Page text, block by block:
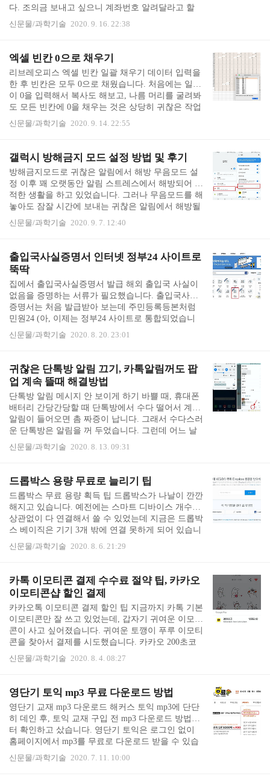
더 같은 느낌이나, 폴더라기보다 태그에..
다. 조의금 보내고 싶으니 계좌번호 알려달라고 할
상황이 아니었어요. 그래서 카톡 경조사비 송금을 이
용해 보았습니다. 계좌번호를 몰라도 카톡으로 조의
전할 수 있었습니다. 카톡에서 송금 (feat. 카카오페
이) 카톡으로 축의금이나 조의금을 보내는 방법은 카
톡에서 보내는 것과 카카오뱅크에서 카톡 친구에게
보내는 2가지 방법이 있었습니다. 먼저 카톡으로 송
금을 시도해 보았습니다. 카톡 대화창에서 메뉴를 누
르면 '송금'이 있습니다. 보내기를 누르면 됩니다. 친
구가 맞는지 (보낼 사람이 정확한지) 확인하고, 봉..
신문물/과학기술 2020. 9. 16. 22:38
엑셀 빈칸 0으로 채우기
리브레오피스 엑셀 빈칸 일괄 채우기 데이터 입력을
한 후 빈칸은 모두 0으로 채웠습니다. 처음에는 일일
이 0을 입력해서 복사도 해보고, 나름 머리를 굴려봐
도 모든 빈칸에 0을 채우는 것은 상당히 귀찮은 작업
이었습니다. 문득 컴퓨터 잘하시는 분들은 무식하게
일일이 입력하지 않을 것 같아, 엑셀 일괄 채우기를
리브레오피스에서도 동일하게 쓸 수 있습니다.먼저
0을 채울 영역을 선택합니다. 엑셀 시트 전체에 0이
채워지면 곤란하니까요. 0으로 채울 부분을 선택한
후, 바꾸기(find & replace)를 누릅니다. 찾기(find)는
그냥 빈칸으로 둡니다. 빈칸에 0을 채울거니까요. 그
리고 바꾸기(replace)에 0을 입력합니다. 전체 바꾸기
(replace a..
신문물/과학기술 2020. 9. 14. 22:55
갤럭시 방해금지 모드 설정 방법 및 후기
방해금지모드로 귀찮은 알림에서 해방 무음모드 설
정 이후 꽤 오랫동안 알림 스트레스에서 해방되어 쾌
적한 생활을 하고 있었습니다. 그러나 무음모드를 해
놓아도 잠잘 시간에 보내는 귀찮은 알림에서 해방될
수는 없었습니다. 자기 전에 핸드폰을 보는 몹쓸 습
관 때문에 잘 시간에 보내는 알림이 고스란히 보였어
을 보면 스트레스를 받았습니다. 그 중에는 정말 긴
급한 일도 아주 드물게 있었지만, 태반은 그냥 무례
한 요구들 이었습니다. 잠잘 시간에 당장 해야할만큼
급한 일들은 그리 많지 않으니까요. 못 봤으면 모를
까 보고 모른 채 하자니 맘이 불편했습니다. 결국 자
려고 누웠다가 다시 일어나 일을 하기도 했습니다.
자려고 누웠다가 다시 일어나서 급하지도 않은 일을
하고 ..
신문물/과학기술 2020. 9. 7. 12:40
출입국사실증명서 인터넷 정부24 사이트로
뚝딱
집에서 출입국사실증명서 발급 해외 출입국 사실이
없음을 증명하는 서류가 필요했습니다. 출입국사실
증명서는 처음 발급받아 보는데 주민등록등본처럼
민원24 (아, 이제는 정부24 사이트로 통합되었습니
다.) 사이트에서 발급 받을 수 있습니다. 정부24 공인
인증 등록 먼저 공인인증서 로그인을 합니다. 그러나
던 인증서는 소용 없기 때문에 1년에 한 번 꼴로 이용
할 경우 매번 공인인증 재등록을 해야 합니다. 공인
인증 로그인 대신 ID 로그인을 한 후에 상단의 MyGo
v로 들어갑니다. 우측 하단에 공인인증을 눌러 공인
인증서를 새로 등록합니다. 회원정보 - 인증등록/관
리로 들어가서 등록을 합니다. 뜬금없이 뽀로로가 나
와서 반갑고 짠했습니다. 예전엔 뽀로로가 완전 대
세..
신문물/과학기술 2020. 8. 20. 23:01
귀찮은 단톡방 알림 끄기, 카톡알림꺼도 팝
업 계속 뜰때 해결방법
단톡방 알림 메시지 안 보이게 하기 바쁠 때, 휴대폰
배터리 간당간당할 때 단톡방에서 수다 떨어서 계속
알림이 들어오면 촘 짜증이 납니다. 그래서 수다스러
운 단톡방은 알림을 꺼 두었습니다. 그런데 어느 날
부터 알림을 꺼둔 단톡방도 카톡 알림이 들어 왔습니
다. 아니 왜?? 분명 알림 꺼 두었는데 왜 알림이 들어
다. 분명히 알림이 꺼져 있습니다. 단톡방 알림을 껐
는데도 계속 알림이 들어오는 것은 뭘까요? 이러면
단톡방 알림을 끈 의미가 없잖아요. ㅠㅠ검색해 보니
알림의 세부 설정을 한 번 더 설정해야만 알림 꺼 둔
단톡방 채팅 내용이 안 뜬다고 합니다. 설정 - 알림 -
알림센터에 메시지 표시에서 기본으로 "모든 채팅
방"으로 되어 있습니다. 이걸 "알림 켠 ..
신문물/과학기술 2020. 8. 13. 09:31
드롭박스 용량 무료로 늘리기 팁
드롭박스 무료 용량 획득 팁 드롭박스가 나날이 깐깐
해지고 있습니다. 예전에는 스마트 디바이스 개수와
상관없이 다 연결해서 쓸 수 있었는데 지금은 드롭박
스 베이직은 기기 3개 밖에 연결 못하게 되어 있습니
다. 개인용과 업무용을 구분해서 쓸려고 드롭박스 계
정을 하나 더 만들었더니 용량도 빡빡해져 있었습니
따라해도 용량을 막 더 주었던 것 같은데 이제는 튜
토리얼에서 5개 이상을 해야 250mb 더 줍니다. 기억
보정인지는 모르겠으나 예전엔 한 단계만 해도 500m
b씩 더 줘서 쉽게 드롭박스 용량을 무료로 늘릴 수 있
었는데 이젠 그런거 없나 봅니다.더 놀랐던 것은 드
롭박스 용량 무료로 늘리는 방법을 꽁꽁 숨겨놔서 아
는 사람만 찾게 만들어 놓은 것 입니다. 요..
신문물/과학기술 2020. 8. 6. 21:29
카톡 이모티콘 결제 수수료 절약 팁, 카카오
이모티콘샵 할인 결제
카카오톡 이모티콘 결제 할인 팁 지금까지 카톡 기본
이모티콘만 잘 쓰고 있었는데, 갑자기 귀여운 이모티
콘이 사고 싶어졌습니다. 귀여운 토깽이 푸루 이모티
콘을 찾아서 결제를 시도했습니다. 카카오 200초코
라는 것이 200원이 아니라 2천원을 뜻하는 모양이었
습니다. 게다가 달러 결제에서 한 번 당황했습니다.
낌입니다. 원화 결제는 안 되는지 한 번에 두 개를 같
이 결제할 수는 없는지 이 것 저 것 눌러봐도 일괄 결
제와 원화 결제 옵션은 없었습니다. ㅠㅠ검색해 보니
카카오톡 어플 내에서 구입하면 구글플레이나 애플
스토어 인앱결제가 되기 때문이라고 합니다. 그러나
방법은 있었습니다. 카카오 이모티콘샵에서 구입하
면 저렴하게 원화로 결제 할 수 있었어요. 카카..
신문물/과학기술 2020. 8. 4. 08:27
영단기 토익 mp3 무료 다운로드 방법
영단기 교재 mp3 다운로드 해커스 토익 mp3에 단단
히 데인 후, 토익 교재 구입 전 mp3 다운로드 방법부
터 확인하고 샀습니다. 영단기 토익은 로그인 없이
홈페이지에서 mp3를 무료로 다운로드 받을 수 있습
니다. 영단기 홈페이지에서 교재/MP3 하단에 MP3/해
설집 다운을 누르면 됩니다. 저는 이번에 4,900원 초
신문물/과학기술 2020. 7. 11. 10:00